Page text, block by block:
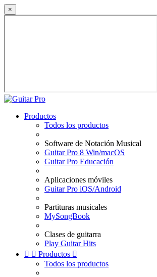
×
Productos
Todos los productos
Software de Notación Musical
Guitar Pro 8 Win/macOS
Guitar Pro Educación
Aplicaciones móviles
Guitar Pro iOS/Android
Partituras musicales
MySongBook
Clases de guitarra
Play Guitar Hits
  Productos 
Todos los productos